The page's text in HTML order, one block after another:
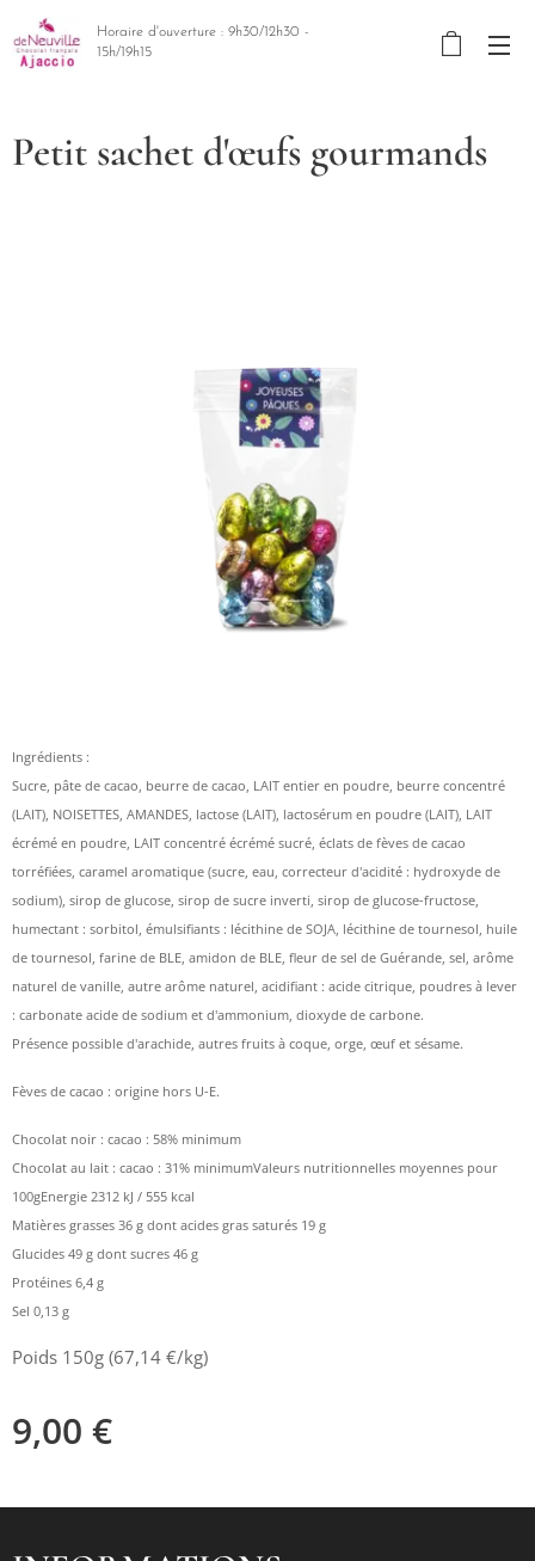
Horaire d'ouverture : 9h30/12h30 -
15h/19h15
Petit sachet d'œufs gourmands
Ingrédients :
Sucre, pâte de cacao, beurre de cacao, LAIT entier en poudre, beurre concentré
(LAIT), NOISETTES, AMANDES, lactose (LAIT), lactosérum en poudre (LAIT), LAIT
écrémé en poudre, LAIT concentré écrémé sucré, éclats de fèves de cacao
torréfiées, caramel aromatique (sucre, eau, correcteur d'acidité : hydroxyde de
sodium), sirop de glucose, sirop de sucre inverti, sirop de glucose-fructose,
humectant : sorbitol, émulsifiants : lécithine de SOJA, lécithine de tournesol, huile
de tournesol, farine de BLE, amidon de BLE, fleur de sel de Guérande, sel, arôme
naturel de vanille, autre arôme naturel, acidifiant : acide citrique, poudres à lever
: carbonate acide de sodium et d'ammonium, dioxyde de carbone.
Présence possible d'arachide, autres fruits à coque, orge, œuf et sésame.
Fèves de cacao : origine hors U-E.
Chocolat noir : cacao : 58% minimum
Chocolat au lait : cacao : 31% minimumValeurs nutritionnelles moyennes pour
100gEnergie 2312 kJ / 555 kcal
Matières grasses 36 g dont acides gras saturés 19 g
Glucides 49 g dont sucres 46 g
Protéines 6,4 g
Sel 0,13 g
Poids 150g (67,14 €/kg)
9,00 €